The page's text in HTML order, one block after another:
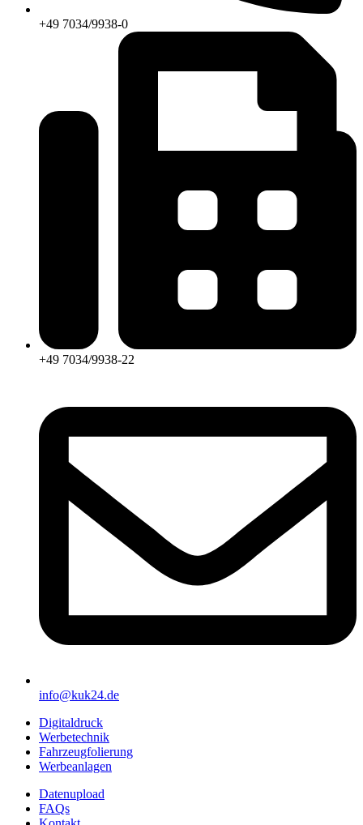
+49 7034/9938-0
+49 7034/9938-22
info@kuk24.de
Digitaldruck
Werbetechnik
Fahrzeugfolierung
Werbeanlagen
Datenupload
FAQs